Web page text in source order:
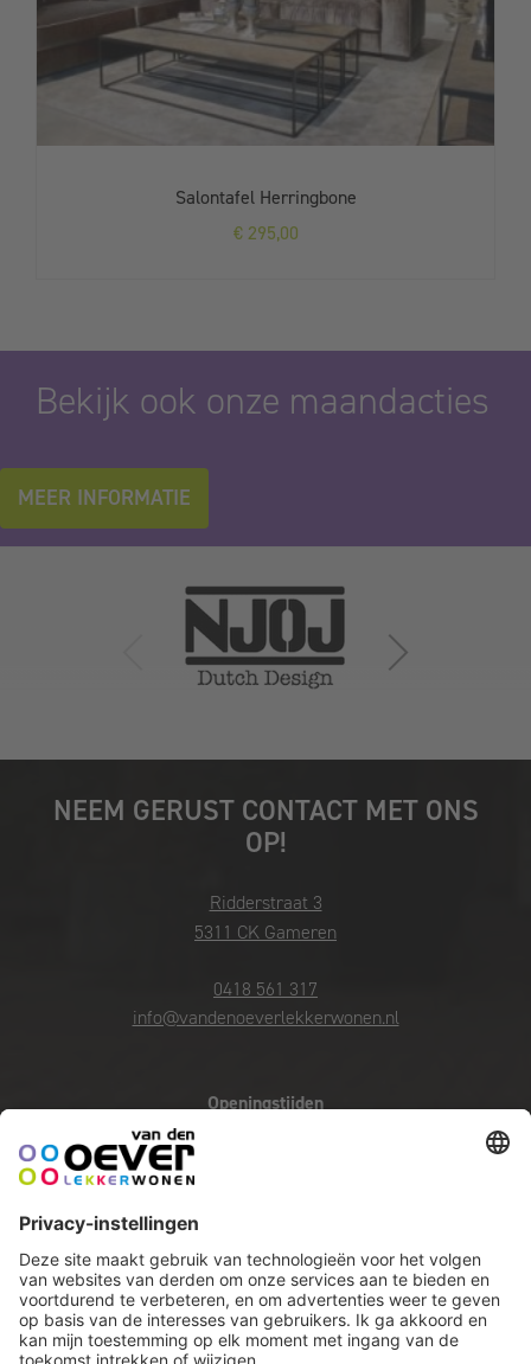
Salontafel Herringbone
€295,00
Bekijk ook onze maandacties
MEER INFORMATIE
NEEM GERUST CONTACT MET ONS
OP!
Ridderstraat 3
5311 CK Gameren
0418 561 317
info@vandenoeverlekkerwonen.nl
Openingstijden
Zondag en maandag gesloten
Di t/m do 10.00 - 17.30 uur
Vrijdag 10.00 - 21.00 uur
Zaterdag 10.00 - 17.00 uur
OFFERTE AANVRAGEN